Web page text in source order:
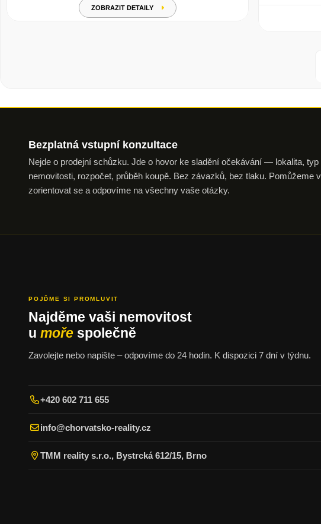
ZOBRAZIT DETAILY
Bezplatná vstupní konzultace
Nejde o prodejní schůzku. Jde o hovor ke sladění očekávání — lokalita, typ
nemovitosti, rozpočet, průběh koupě. Bez závazků, bez tlaku. Pomůžeme
zorientovat se a odpovíme na všechny vaše otázky.
POJĎME SI PROMLUVIT
Najděme vaši nemovitost
u moře společně
Zavolejte nebo napište – odpovíme do 24 hodin. K dispozici 7 dní v týdnu.
+420 602 711 655
info@chorvatsko-reality.cz
TMM reality s.r.o., Bystrcká 612/15, Brno